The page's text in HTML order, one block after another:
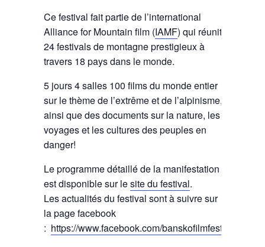
Ce festival fait partie de l’international
Alliance for Mountain film (IAMF) qui réunit
24 festivals de montagne prestigieux à
travers 18 pays dans le monde.
5 jours 4 salles 100 films du monde entier
sur le thème de l’extrême et de l’alpinisme,
ainsi que des documents sur la nature, les
voyages et les cultures des peuples en
danger!
Le programme détaillé de la manifestation
est disponible sur lesite du festival.
Les actualités du festival sont à suivre sur
la page facebook
: https://www.facebook.com/banskofilmfest/